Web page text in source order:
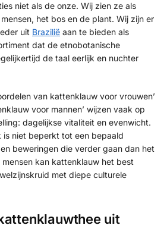
niet als de onze. Wij zien ze als
het bos en de plant. Wij zijn er
uit Brazilië aan te bieden als
dat de etnobotanische
de taal eerlijk en nuchter
van kattenklauw voor vrouwen’
voor mannen’ wijzen vaak op
dagelijkse vitaliteit en evenwicht.
is niet beperkt tot een bepaald
beweringen die verder gaan dan het
kan kattenklauw het best
met diepe culturele
uit